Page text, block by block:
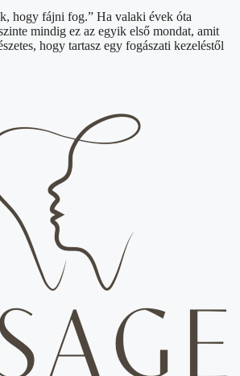
hogy fájni fog.” Ha valaki évek óta
mindig ez az egyik első mondat, amit
hogy tartasz egy fogászati kezeléstől